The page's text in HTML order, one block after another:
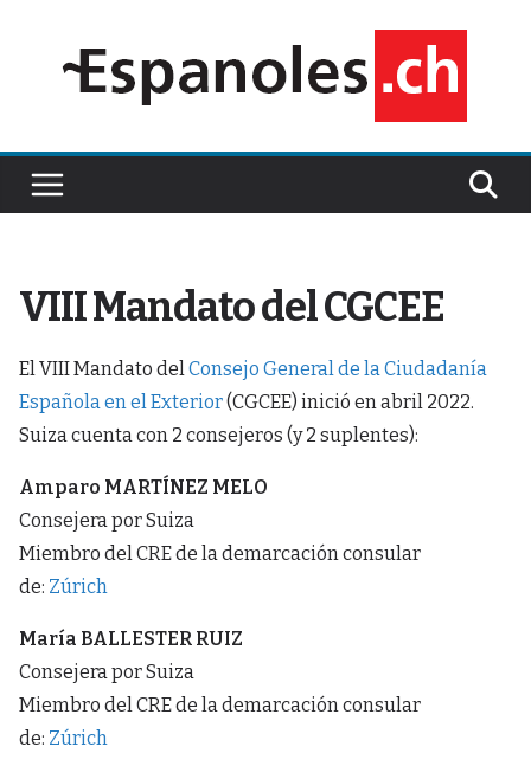
contenido
VIII Mandato del CGCEE
El VIII Mandato delConsejo General de la Ciudadanía
Española en el Exterior(CGCEE) inició en abril 2022.
Suiza cuenta con 2 consejeros (y 2 suplentes):
Amparo MARTÍNEZ MELO
Consejera por Suiza
Miembro del CRE de la demarcación consular
de: Zúrich
María BALLESTER RUIZ
Consejera por Suiza
Miembro del CRE de la demarcación consular
de: Zúrich